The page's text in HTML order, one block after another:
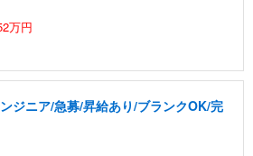
万円
ジニア/急募/昇給あり/ブランクOK/完